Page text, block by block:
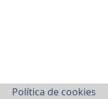
Política de cookies